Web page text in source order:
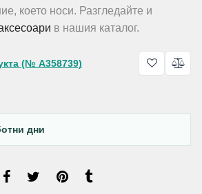
което носи. Разгледайте и
в нашия каталог.
(№ A358739)
дни